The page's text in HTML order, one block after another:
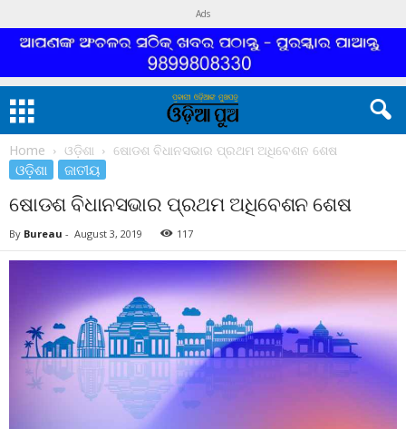
Ads
Home ଓଡ଼ିଶା ଷୋଡଶ ବିଧାନସଭାର ପ୍ରଥମ ଅଧିବେଶନ ଶେଷ
ଓଡ଼ିଶା ଜାତୀୟ
ଷୋଡଶ ବିଧାନସଭାର ପ୍ରଥମ ଅଧିବେଶନ ଶେଷ
By Bureau - August 3, 2019 117